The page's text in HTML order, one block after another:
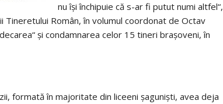
nu îşi închipuie că s-ar fi putut numi altfel“,
Român, în volumul coordonat de Octav
şi condamnarea celor 15 tineri braşoveni, în
formată în majoritate din liceeni şagunişti, avea deja